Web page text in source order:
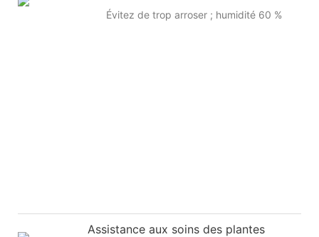
Évitez de trop arroser ; humidité 60 %
Assistance aux soins des plantes